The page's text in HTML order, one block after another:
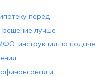
перед
решение лучше
инструкция по подаче
и